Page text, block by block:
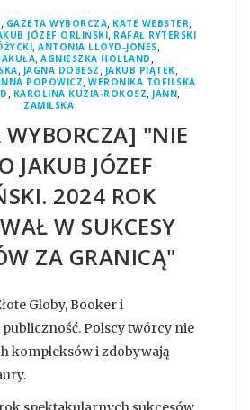
, GAZETA WYBORCZA, KATE WEBSTER,
JÓZEF ORLIŃSKI, RAFAŁ RYTERSKI
,ANTONIA LLOYD-JONES,
,AGNIESZKA HOLLAND ,
, JAGNA DOBESZ , JAKUB PIĄTEK,
POPOWICZ,WERONIKA TOFILSKA
, KAROLINA KUZIA-ROKOSZ, JANN,
ZAMILSKA
WYBORCZA] "NIE
JAKUB JÓZEF
2024 ROK
W SUKCESY
ZA GRANICĄ"
Globy, Booker i
Polscy twórcy nie
kompleksów i zdobywają